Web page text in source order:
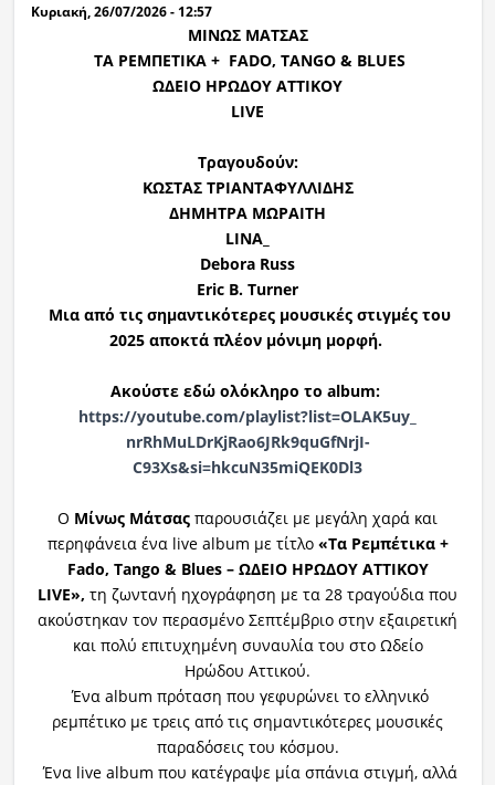
Κυριακή, 26/07/2026 - 12:57
ΜΙΝΩΣ ΜΑΤΣΑΣ
ΤΑ ΡΕΜΠΕΤΙΚΑ + FADO, TANGO & BLUES
ΩΔΕΙΟ ΗΡΩΔΟΥ ΑΤΤΙΚΟΥ
LIVE
Τραγουδούν:
ΚΩΣΤΑΣ ΤΡΙΑΝΤΑΦΥΛΛΙΔΗΣ
ΔΗΜΗΤΡΑ ΜΩΡΑΙΤΗ
LINA_
Debora Russ
Eric B. Turner
Μια από τις σημαντικότερες μουσικές στιγμές του
2025 αποκτά πλέον μόνιμη μορφή.
Ακούστε εδώ ολόκληρο το album:
https://youtube.com/playlist?list=OLAK5uy_
nrRhMuLDrKjRao6JRk9quGfNrjI-
C93Xs&si=hkcuN35miQEK0Dl3
Ο Μίνως Μάτσας παρουσιάζει με μεγάλη χαρά και
περηφάνεια ένα live album με τίτλο «Τα Ρεμπέτικα +
Fado, Tango & Blues – ΩΔΕΙΟ ΗΡΩΔΟΥ ΑΤΤΙΚΟΥ
LIVE», τη ζωντανή ηχογράφηση με τα 28 τραγούδια που
ακούστηκαν τον περασμένο Σεπτέμβριο στην εξαιρετική
και πολύ επιτυχημένη συναυλία του στο Ωδείο
Ηρώδου Αττικού.
Ένα album πρόταση που γεφυρώνει το ελληνικό
ρεμπέτικο με τρεις από τις σημαντικότερες μουσικές
παραδόσεις του κόσμου.
Ένα live album που κατέγραψε μία σπάνια στιγμή, αλλά